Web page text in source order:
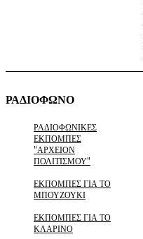
ΡΑΔΙΟΦΩΝΟ
ΡΑΔΙΟΦΩΝΙΚΕΣ
ΕΚΠΟΜΠΕΣ
"ΑΡΧΕΙΟΝ
ΠΟΛΙΤΙΣΜΟΥ"
ΕΚΠΟΜΠΕΣ ΓΙΑ ΤΟ
ΜΠΟΥΖΟΥΚΙ
ΕΚΠΟΜΠΕΣ ΓΙΑ ΤΟ
ΚΛΑΡΙΝΟ